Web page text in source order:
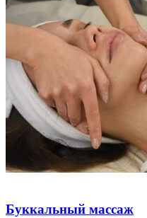
Буккальный массаж